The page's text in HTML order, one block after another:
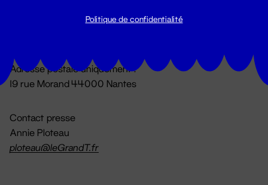
Du lundi au vendredi 14h → 18h
Adresse postale uniquement :
19 rue Morand 44000 Nantes
Contact presse
Annie Ploteau
ploteau@leGrandT.fr
Politique de confidentialité